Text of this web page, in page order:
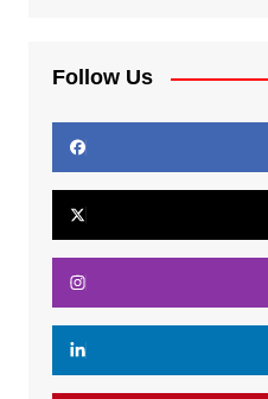
Follow Us